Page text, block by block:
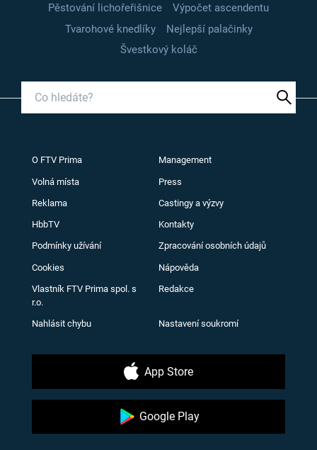
Pěstování lichořeřišnice
Výpočet ascendentu
Tvarohové knedlíky
Nejlepší palačinky
Švestkový koláč
O FTV Prima Management
Volná místa Press
Reklama Castingy a výzvy
HbbTV Kontakty
Podmínky užívání Zpracování osobních údajů
Cookies Nápověda
Vlastník FTV Prima spol. s
r.o.
Redakce
Nahlásit chybu Nastavení soukromí
App Store
Google Play